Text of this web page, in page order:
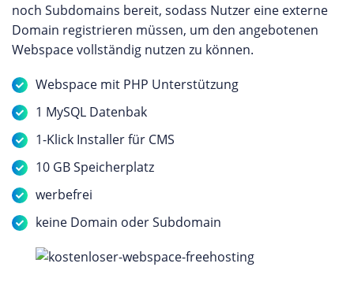
noch Subdomains bereit, sodass Nutzer eine externe
Domain registrieren müssen, um den angebotenen
Webspace vollständig nutzen zu können.
Webspace mit PHP Unterstützung
1 MySQL Datenbak
1-Klick Installer für CMS
10 GB Speicherplatz
werbefrei
keine Domain oder Subdomain